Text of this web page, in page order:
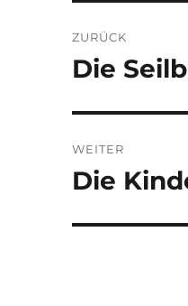
ZURÜCK
Vorheriger
Die
WEITER
Nächster
Die